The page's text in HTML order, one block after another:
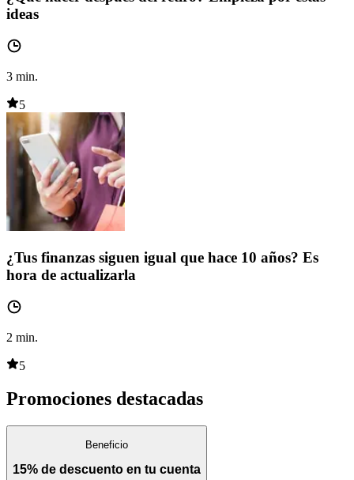
ideas
3 min.
5
¿Tus finanzas siguen igual que hace 10 años? Es
hora de actualizarla
2 min.
5
Promociones destacadas
Beneficio
15% de descuento en tu cuenta